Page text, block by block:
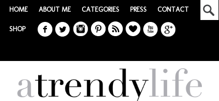
HOME ABOUT ME CATEGORIES PRESS CONTACT
SHOP